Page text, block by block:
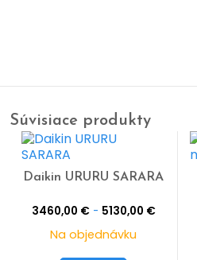
Súvisiace produkty
Daikin URURU SARARA
3460,00 €- 5130,00 €
Na objednávku